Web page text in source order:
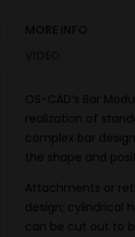
OS-CAD’s Bar
realization of
complex bar
the shape and
Attachments or
design; cylindrical
can be cut out to